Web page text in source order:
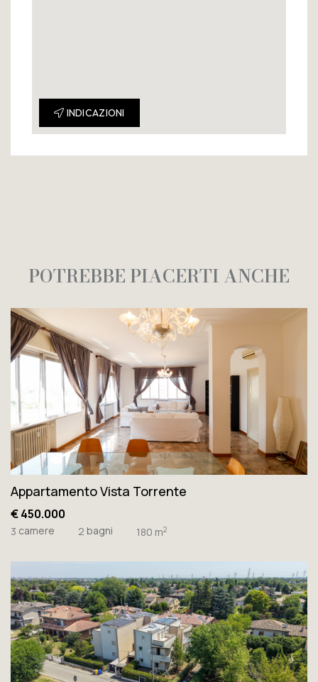
INDICAZIONI
POTREBBE PIACERTI ANCHE
Appartamento Vista Torrente
€ 450.000
3 camere 2 bagni 180 m2